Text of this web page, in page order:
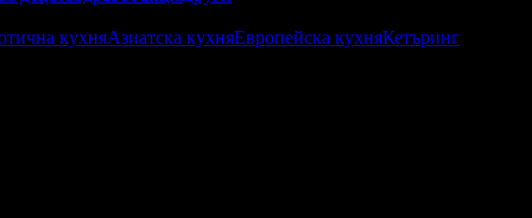
кухняАзиатска кухняЕвропейска кухняКетъринг